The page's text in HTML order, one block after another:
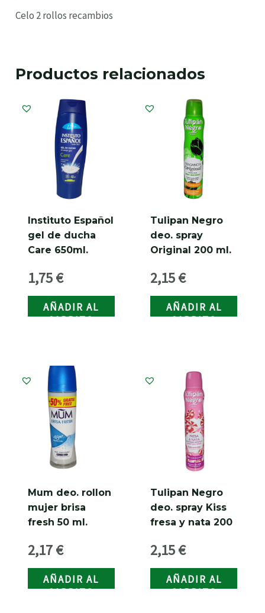
Celo 2 rollos recambios
Productos relacionados
Instituto Español
gel de ducha
Care 650ml.
1,75€
AÑADIR AL
CARRITO
Tulipan Negro
deo. spray
Original 200 ml.
2,15€
AÑADIR AL
CARRITO
Mum deo. rollon
mujer brisa
fresh 50 ml.
2,17€
AÑADIR AL
CARRITO
Tulipan Negro
deo. spray Kiss
fresa y nata 200
2,15€
AÑADIR AL
CARRITO